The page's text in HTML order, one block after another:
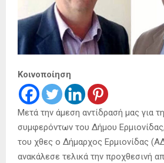
Κοινοποίηση
Μετά την άμεση αντίδρασή μας για
συμφερόντων του Δήμου
του χθες ο Δήμαρχος Ερμιονίδας
ανακάλεσε τελικά την προχθεσινή